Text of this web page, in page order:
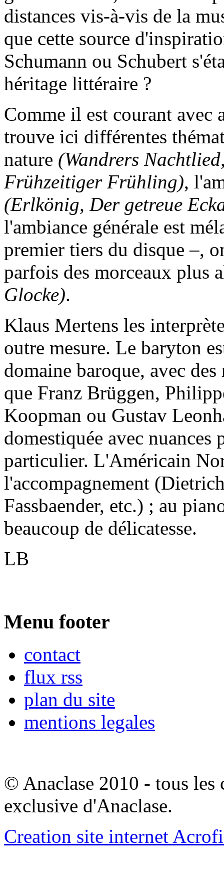
distances vis-à-vis de la
que cette source
Schumann ou Schubert
héritage littéraire ?
Comme il est courant avec
trouve ici différentes
nature (Wandrers
Frühzeitiger Frühling),
(Erlkönig, Der getreue
l'ambiance générale est
premier tiers du disque –,
parfois des morceaux plus
Glocke).
Klaus Mertens les
outre mesure. Le baryton
domaine baroque, avec
que Franz Brüggen,
Koopman ou Gustav
domestiquée avec nuances
particulier. L'Américain
l'accompagnement
Fassbaender, etc.) ; au
beaucoup de délicatesse.
LB
Menu footer
contact
flux rss
plan du site
mentions legales
© Anaclase 2010 - tous les
exclusive d'Anaclase.
Creation site internet